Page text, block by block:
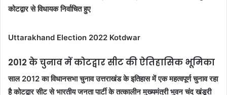
कोटद्वार से विधायक निर्वाचित हुए
Uttarakhand Election 2022 Kotdwar
2012 के चुनाव में कोटद्वार सीट की ऐतिहासिक भूमिका
साल 2012 का विधानसभा चुनाव उत्तराखंड के इतिहास में एक महत्वपूर्ण चुनाव रहा
है कोटद्वार सीट से भारतीय जनता पार्टी के तत्कालीन मुख्यमंत्री भुवन चंद खंडूरी